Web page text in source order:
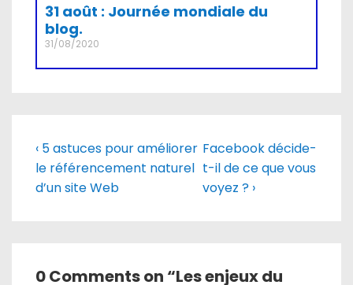
31 août : Journée mondiale du
blog.
31/08/2020
‹ 5 astuces pour améliorer
le référencement naturel
d’un site Web
Facebook décide-
t-il de ce que vous
voyez ? ›
0 Comments on “Les enjeux du